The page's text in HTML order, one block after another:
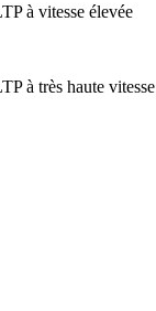
à vitesse élevée
à très haute vitesse